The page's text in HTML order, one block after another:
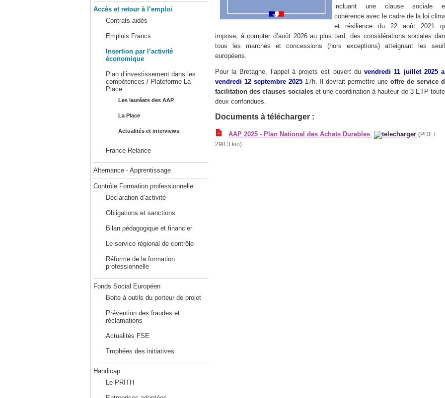
Accès et retour à l’emploi
Contrats aidés
Emplois Francs
Insertion par l’activité
économique
Plan d’investissement dans les
compétences / Plateforme La
Place
Les lauréats des AAP
La Place
Actualités et interviews
France Relance
Alternance - Apprentissage
Contrôle Formation professionnelle
Déclaration d’activité
Obligations et sanctions
Bilan pédagogique et financier
Le service régional de contrôle
Réforme de la formation
professionnelle
Fonds Social Européen
Boite à outils du porteur de projet
Prévention des fraudes et
réclamations
Actualités FSE
Trophées des initiatives
Handicap
Le PRITH
incluant une clause sociale
cohérence avec le cadre de la loi
et résilience du 22 août 2021
impose, à compter d’août 2026 au plus tard, des considérations sociales
tous les marchés et concessions (hors exceptions) atteignant les
européens.
Pour la Bretagne, l’appel à projets est ouvert duvendredi 11 juillet 2025
vendredi 12 septembre 2025 17h. Il devrait permettre une offre de service
facilitation des clauses sociales et une coordination à hauteur de 3 ETP
deux confondues.
Documents à télécharger :
AAP 2025 - Plan National des Achats Durables
(PDF /
290.3 kio)